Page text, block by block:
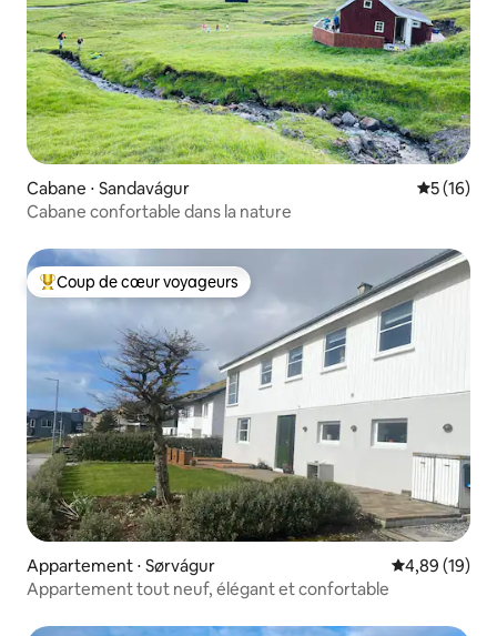
Cabane ⋅ Sandavágur
5 (16)
Cabane confortable dans la nature
Coups de cœur voyageurs les plus appréciés
Coup de cœur voyageurs
Appartement ⋅ Sørvágur Évaluation
4,89 (19)
Appartement tout neuf, élégant et confortable